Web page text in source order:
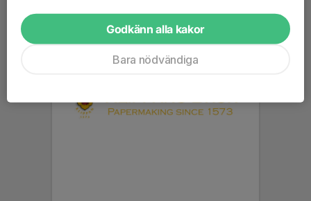
Godkänn alla kakor
Bara nödvändiga